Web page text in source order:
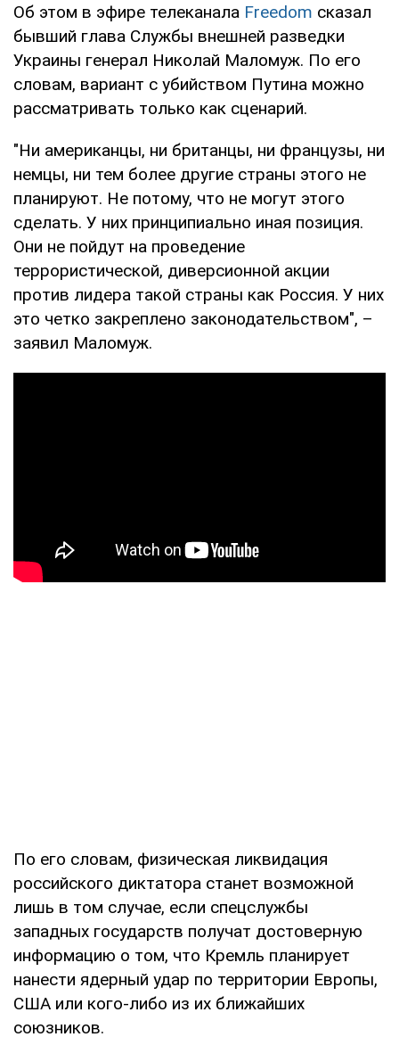
Об этом в эфире телеканала Freedom сказал
бывший глава Службы внешней разведки
Украины генерал Николай Маломуж. По его
словам, вариант с убийством Путина можно
рассматривать только как сценарий.
"Ни американцы, ни британцы, ни французы, ни
немцы, ни тем более другие страны этого не
планируют. Не потому, что не могут этого
сделать. У них принципиально иная позиция.
Они не пойдут на проведение
террористической, диверсионной акции
против лидера такой страны как Россия. У них
это четко закреплено законодательством", –
заявил Маломуж.
По его словам, физическая ликвидация
российского диктатора станет возможной
лишь в том случае, если спецслужбы
западных государств получат достоверную
информацию о том, что Кремль планирует
нанести ядерный удар по территории Европы,
США или кого-либо из их ближайших
союзников.